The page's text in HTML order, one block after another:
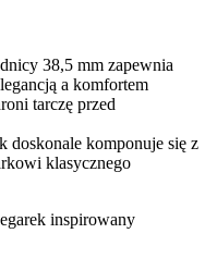
38,5 mm zapewnia
a komfortem
tarczę przed
doskonale komponuje się z
klasycznego